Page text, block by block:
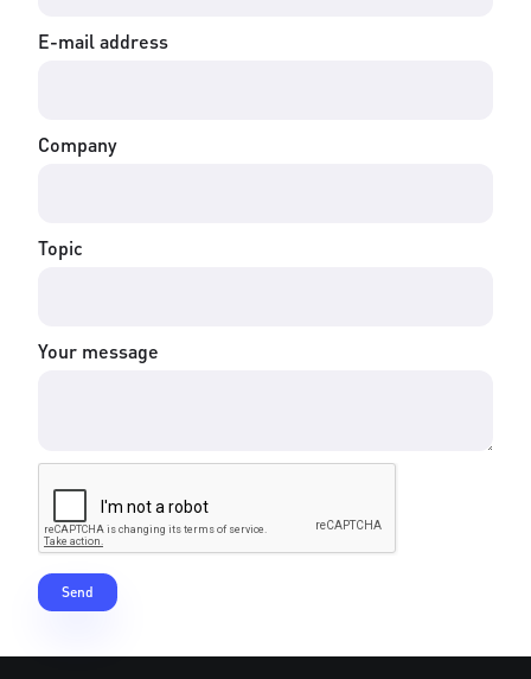
E-mail address
Company
Topic
Your message